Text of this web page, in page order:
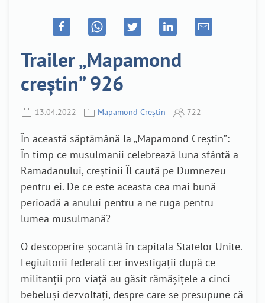
Trailer „Mapamond
creștin” 926
13.04.2022 Mapamond Creștin 722
În această săptămână la „Mapamond Creștin”:
În timp ce musulmanii celebrează luna sfântă a
Ramadanului, creștinii Îl caută pe Dumnezeu
pentru ei. De ce este aceasta cea mai bună
perioadă a anului pentru a ne ruga pentru
lumea musulmană?
O descoperire șocantă în capitala Statelor Unite.
Legiuitorii federali cer investigații după ce
militanții pro-viață au găsit rămășițele a cinci
bebeluși dezvoltați, despre care se presupune că